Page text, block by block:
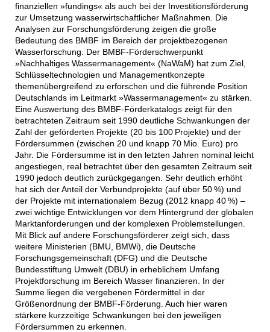
finanziellen »fundings« als auch bei der Investitionsförderung
zur Umsetzung wasserwirtschaftlicher Maßnahmen. Die
Analysen zur Forschungsförderung zeigen die große
Bedeutung des BMBF im Bereich der projektbezogenen
Wasserforschung. Der BMBF-Förderschwerpunkt
»Nachhaltiges Wassermanagement« (NaWaM) hat zum Ziel,
Schlüsseltechnologien und Managementkonzepte
themenübergreifend zu erforschen und die führende Position
Deutschlands im Leitmarkt »Wassermanagement« zu stärken.
Eine Auswertung des BMBF-Förderkatalogs zeigt für den
betrachteten Zeitraum seit 1990 deutliche Schwankungen der
Zahl der geförderten Projekte (20 bis 100 Projekte) und der
Fördersummen (zwischen 20 und knapp 70 Mio. Euro) pro
Jahr. Die Fördersumme ist in den letzten Jahren nominal leicht
angestiegen, real betrachtet über den gesamten Zeitraum seit
1990 jedoch deutlich zurückgegangen. Sehr deutlich erhöht
hat sich der Anteil der Verbundprojekte (auf über 50 %) und
der Projekte mit internationalem Bezug (2012 knapp 40 %) –
zwei wichtige Entwicklungen vor dem Hintergrund der globalen
Marktanforderungen und der komplexen Problemstellungen.
Mit Blick auf andere Forschungsförderer zeigt sich, dass
weitere Ministerien (BMU, BMWi), die Deutsche
Forschungsgemeinschaft (DFG) und die Deutsche
Bundesstiftung Umwelt (DBU) in erheblichem Umfang
Projektforschung im Bereich Wasser finanzieren. In der
Summe liegen die vergebenen Fördermittel in der
Größenordnung der BMBF-Förderung. Auch hier waren
stärkere kurzzeitige Schwankungen bei den jeweiligen
Fördersummen zu erkennen.